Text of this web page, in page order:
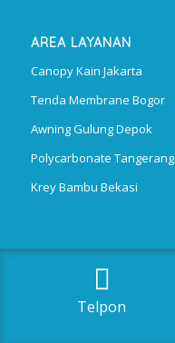
AREA LAYANAN
Canopy Kain Jakarta
Tenda Membrane Bogor
Awning Gulung Depok
Polycarbonate Tangerang
Krey Bambu Bekasi
Telpon